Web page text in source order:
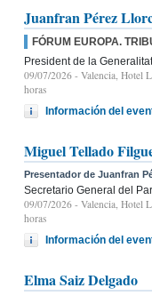
Juanfran Pérez
FÓRUM EUROPA.
President de la
09/07/2026 - Valencia, Hotel
horas
Información del
Miguel Tellado
Presentador de Juanfran
Secretario General del
09/07/2026 - Valencia, Hotel
horas
Información del
Elma Saiz Delgado